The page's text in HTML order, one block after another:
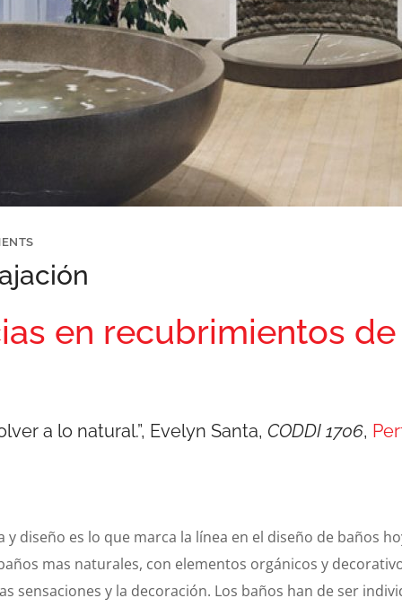
en recubrimientos
a lo natural.”, Evelyn Santa, CODDI 1706,
diseño es lo que marca la línea en el diseño de baños
mas naturales, con elementos orgánicos y
sensaciones y la decoración. Los baños han de ser